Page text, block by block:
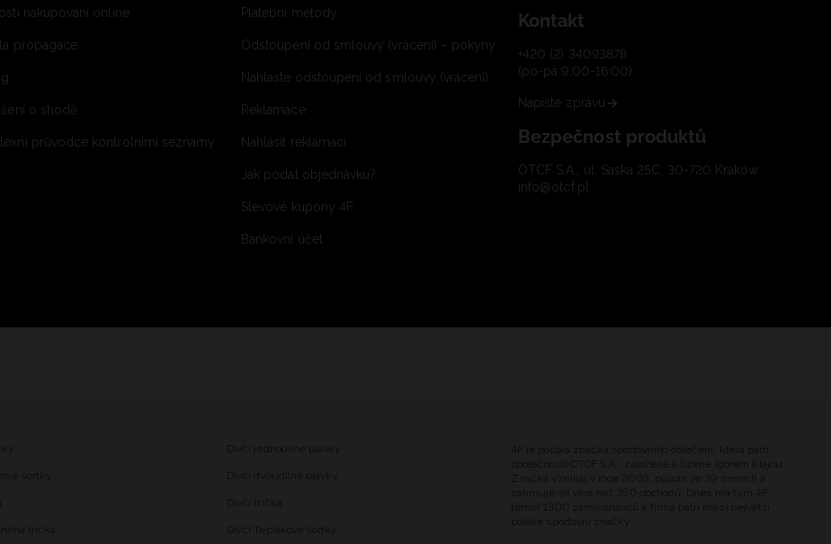
nakupování online
propagace
o shodě
průvodce kontrolními seznamy
Platební metody
Odstoupení od smlouvy (vrácení) – pokyny
Nahlaste odstoupení od smlouvy (vrácení)
Reklamace
Nahlásit reklamaci
Jak podat objednávku?
Slevové kupóny 4F
Bankovní účet
Kontakt
+420 (2) 34093878
(po-pá 9:00-16:00)
Napište zprávu
Bezpečnost produktů
OTCF S.A., ul. Saska 25C, 30-720 Kraków
info@otcf.pl